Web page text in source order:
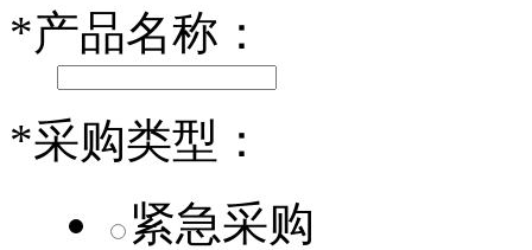
第二代 AION V核心零部件配套供应商一览
*产品名称：
*采购类型：
紧急采购